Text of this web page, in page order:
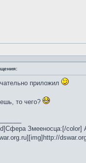
приложил
то чего?
Змееносца:[/color]